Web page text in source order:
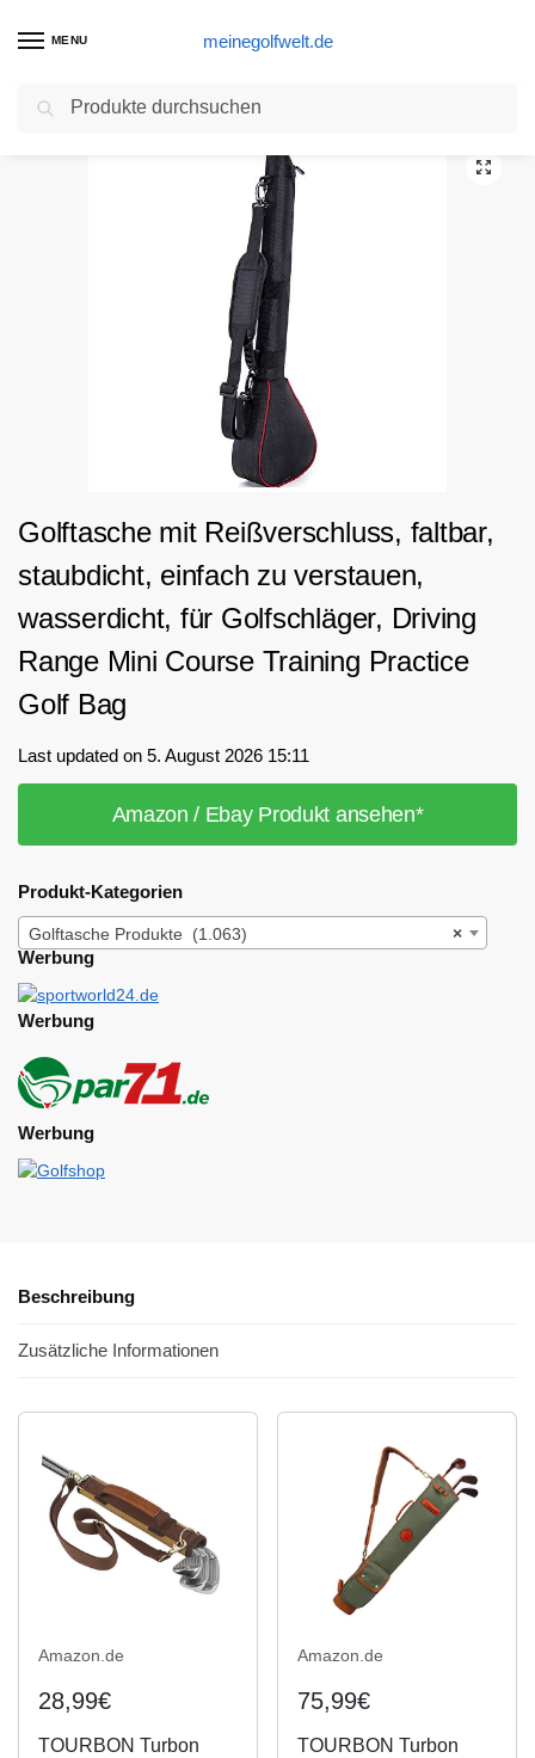
MENU meinegolfwelt.de
Start Golftasche Produkte Golftasche mit Reißverschluss, faltbar, staubdicht, einfach zu verstauen, wasserdicht, für Golfschläger, Driving Range Mini Course Training Practice Golf Bag
Golftasche mit Reißverschluss, faltbar,
staubdicht, einfach zu verstauen,
wasserdicht, für Golfschläger, Driving
Range Mini Course Training Practice
Golf Bag
Last updated on 5. August 2026 15:11
Amazon / Ebay Produkt ansehen*
Produkt-Kategorien
×
Golftasche Produkte (1.063)
Werbung
Werbung
Werbung
Beschreibung
Zusätzliche Informationen
Amazon.de
28,99€
TOURBON Turbon
Amazon.de
75,99€
TOURBON Turbon